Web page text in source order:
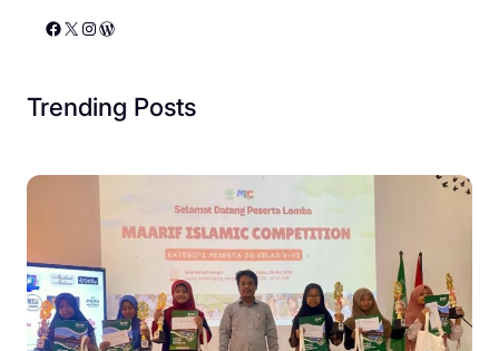
Facebook X Instagram WordPress
Trending Posts